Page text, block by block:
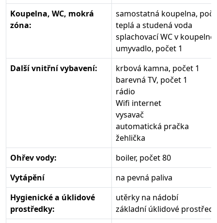
Koupelna, WC, mokrá
zóna:
samostatná koupelna,
teplá a studená voda
splachovací WC v
umyvadlo, počet 1
Další vnitřní vybavení:
krbová kamna, počet 1
barevná TV, počet 1
rádio
Wifi internet
vysavač
automatická pračka
žehlička
Ohřev vody:
boiler, počet 80
Vytápění
na pevná paliva
Hygienické a úklidové
prostředky:
utěrky na nádobí
základní úklidové